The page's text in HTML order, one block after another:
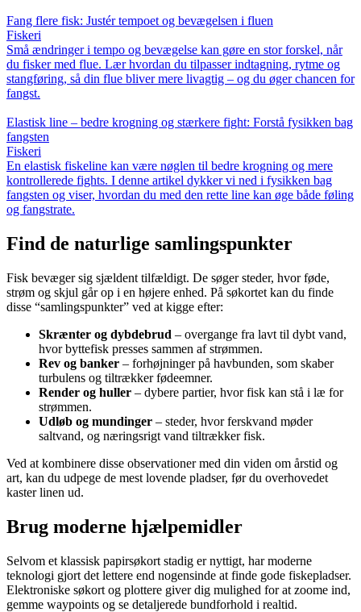
Fang flere fisk: Justér tempoet og bevægelsen i fluen
Fiskeri
Små ændringer i tempo og bevægelse kan gøre en stor forskel, når
du fisker med flue. Lær hvordan du tilpasser indtagning, rytme og
stangføring, så din flue bliver mere livagtig – og du øger chancen for
fangst.
Elastisk line – bedre krogning og stærkere fight: Forstå fysikken bag
fangsten
Fiskeri
En elastisk fiskeline kan være nøglen til bedre krogning og mere
kontrollerede fights. I denne artikel dykker vi ned i fysikken bag
fangsten og viser, hvordan du med den rette line kan øge både føling
og fangstrate.
Find de naturlige samlingspunkter
Fisk bevæger sig sjældent tilfældigt. De søger steder, hvor føde,
strøm og skjul går op i en højere enhed. På søkortet kan du finde
disse “samlingspunkter” ved at kigge efter:
Skrænter og dybdebrud – overgange fra lavt til dybt vand,
hvor byttefisk presses sammen af strømmen.
Rev og banker – forhøjninger på havbunden, som skaber
turbulens og tiltrækker fødeemner.
Render og huller – dybere partier, hvor fisk kan stå i læ for
strømmen.
Udløb og mundinger – steder, hvor ferskvand møder
saltvand, og næringsrigt vand tiltrækker fisk.
Ved at kombinere disse observationer med din viden om årstid og
art, kan du udpege de mest lovende pladser, før du overhovedet
kaster linen ud.
Brug moderne hjælpemidler
Selvom et klassisk papirsøkort stadig er nyttigt, har moderne
teknologi gjort det lettere end nogensinde at finde gode fiskepladser.
Elektroniske søkort og plottere giver dig mulighed for at zoome ind,
gemme waypoints og se detaljerede bundforhold i realtid.